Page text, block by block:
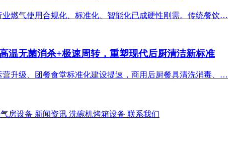
燃气使用合规化、标准化、智能化已成硬性刚需。传统餐饮…
温无菌消杀+极速周转，重塑现代后厨清洁新标准
升级、团餐食堂标准化建设提速，商用后厨餐具清洗消毒、…
房设备 新闻资讯 洗碗机烤箱设备 联系我们